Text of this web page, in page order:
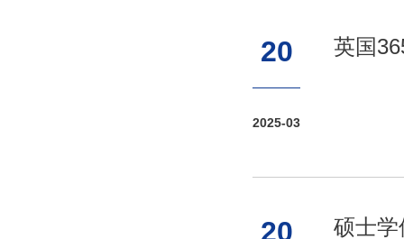
20
2025-03
英国
20 硕士